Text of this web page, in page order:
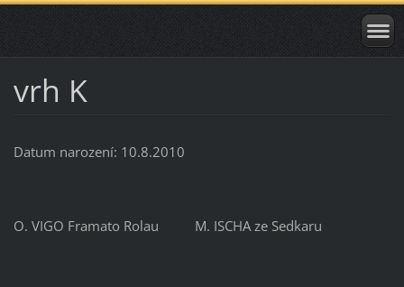
vrh K
Datum narození: 10.8.2010
O. VIGO Framato Rolau M. ISCHA ze Sedkaru